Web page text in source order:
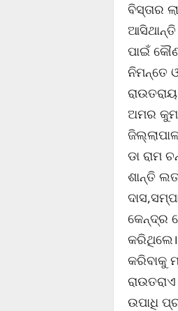
ବିସ୍ତାର
ପାଇଁ
ନିମନ୍ତେ
ଅମର
ଡା ରାମ
ଶାନ୍ତି
କେନ୍ଦ୍ର
କରିବାକୁ
ଉପାଧି